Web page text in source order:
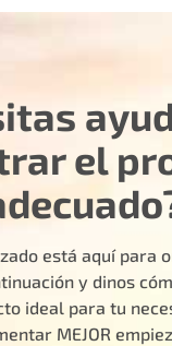
el
está aquí para
y dinos
ideal para tu
MEJOR